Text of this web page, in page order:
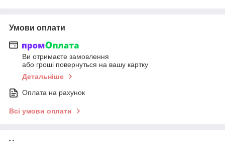
Умови оплати
Ви отримаєте замовлення
або гроші повернуться на вашу картку
Детальніше
Оплата на рахунок
Всі умови оплати